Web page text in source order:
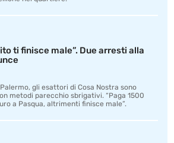
ti finisce male”. Due arresti alla
gli esattori di Cosa Nostra sono
metodi parecchio sbrigativi. “Paga 1500
a Pasqua, altrimenti finisce male”.